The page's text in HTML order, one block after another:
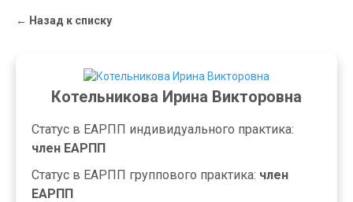
← Назад к списку
Котельникова Ирина Викторовна
Статус в ЕАРПП индивидуального практика:
член ЕАРПП
Статус в ЕАРПП группового практика: член
ЕАРПП